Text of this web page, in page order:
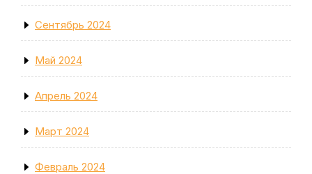
Сентябрь 2024
Май 2024
Апрель 2024
Март 2024
Февраль 2024